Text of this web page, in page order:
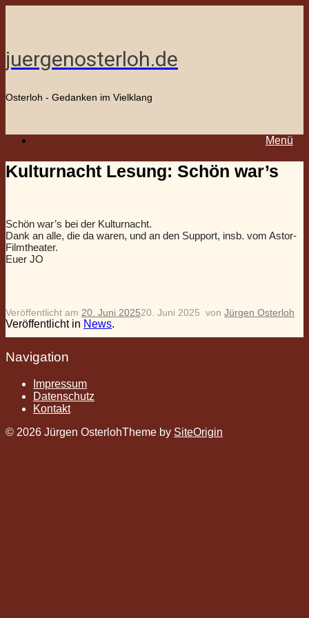
juergenosterloh.de
Osterloh - Gedanken im Vielklang
Menü
Kulturnacht Lesung: Schön war’s
Schön war’s bei der Kulturnacht.
Dank an alle, die da waren, und an den Support, insb. vom Astor-
Filmtheater.
Euer JO
Veröffentlicht am 20. Juni 202520. Juni 2025 von Jürgen Osterloh
Veröffentlicht in News.
Navigation
Impressum
Datenschutz
Kontakt
© 2026 Jürgen OsterlohTheme by SiteOrigin